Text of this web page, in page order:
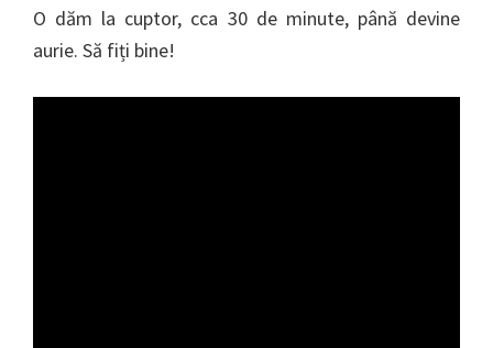
O dăm la cuptor, cca 30 de minute, până devine
aurie. Să fiți bine!